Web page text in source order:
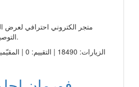
متجر الكتروني احترافي لعرض
التوصيل مجاني مقابل نسبة.
الزيارات: 18490 | التقييم: 0 | المقيّمين: 0 | المدينة